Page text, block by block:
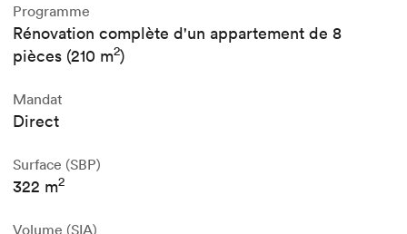
Programme
Rénovation complète d'un appartement de 8
pièces (210 m2)
Mandat
Direct
Surface (SBP)
322 m2
Volume (SIA)